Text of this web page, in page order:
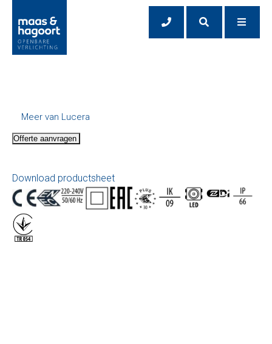
Meer van Lucera
Offerte aanvragen
Download productsheet